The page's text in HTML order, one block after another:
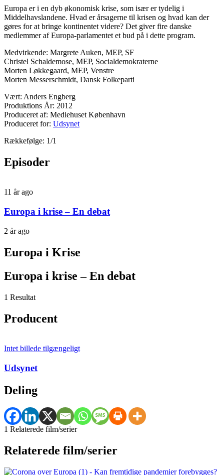
Europa er i en dyb økonomisk krise, som især er tydelig i
Middelhavslandene. Hvad er årsagerne til krisen og hvad kan der
gøres for at bringe kontinentet videre? Det giver fire danske
medlemmer af Europa-parlamentet et bud på i dette program.
Medvirkende: Margrete Auken, MEP, SF
Christel Schaldemose, MEP, Socialdemokraterne
Morten Løkkegaard, MEP, Venstre
Morten Messerschmidt, Dansk Folkeparti
Vært: Anders Engberg
Produktions År: 2012
Produceret af: Mediehuset København
Produceret for: Udsynet
Rækkefølge: 1/1
Episoder
11 år ago
Europa i krise – En debat
2 år ago
Europa i Krise
Europa i krise – En debat
1 Resultat
Producent
Intet billede tilgængeligt
Udsynet
Deling
1 Relaterede film/serier
Relaterede film/serier